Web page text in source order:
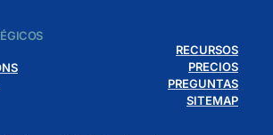
RECURSOS
PRECIOS
PREGUNTAS
SITEMAP